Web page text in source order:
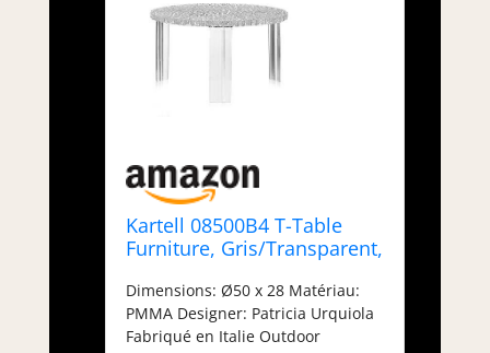
Kartell 08500B4 T-Table
Furniture, Gris/Transparent,
Dimensions: Ø50 x 28 Matériau:
PMMA Designer: Patricia Urquiola
Fabriqué en Italie Outdoor